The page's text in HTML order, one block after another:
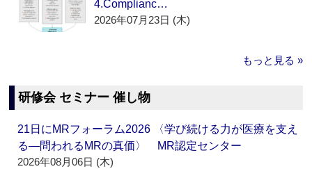
4.Complianc…
2026年07月23日 (木)
もっと見る »
研修会 セミナー 催し物
21日にMRフォーラム2026 〈学び続ける力が医療を支え
る―問われるMRの真価〉 MR認定センター
2026年08月06日 (木)